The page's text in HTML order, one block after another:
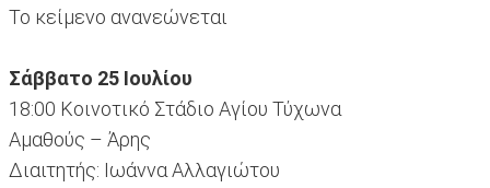
Το κείμενο ανανεώνεται
Σάββατο 25 Ιουλίου
18:00 Κοινοτικό Στάδιο Αγίου Τύχωνα
Αμαθούς – Άρης
Διαιτητής: Ιωάννα Αλλαγιώτου